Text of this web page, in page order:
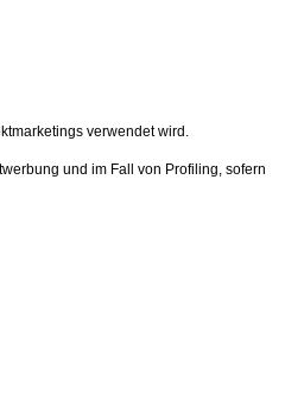
verwendet wird.
und im Fall von Profiling, sofern